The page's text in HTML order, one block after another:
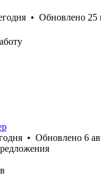
• Обновлено 25
• Обновлено 6